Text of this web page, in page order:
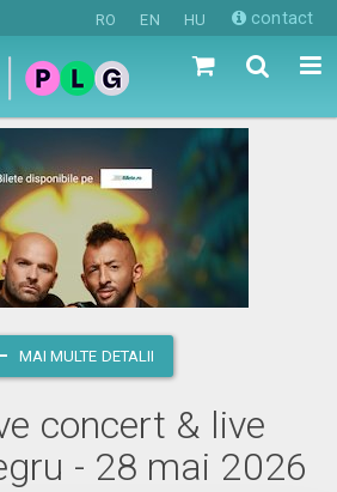
RO EN HU contact
MAI MULTE DETALII
concert & live
- 28 mai 2026